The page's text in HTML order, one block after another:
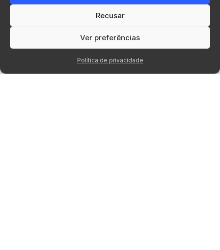
Recusar
Ver preferências
Política de privacidade